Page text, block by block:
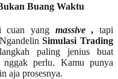
Buang Waktu
cuan yang massive , tapi
Simulasi Trading
paling jenius buat
perlu. Kamu punya
aja prosesnya.